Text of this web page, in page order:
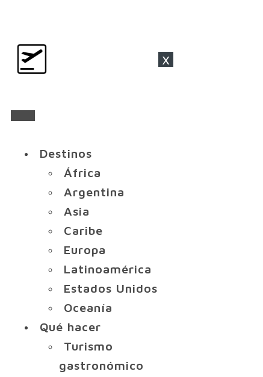
x
Destinos
África
Argentina
Asia
Caribe
Europa
Latinoamérica
Estados Unidos
Oceanía
Qué hacer
Turismo
gastronómico